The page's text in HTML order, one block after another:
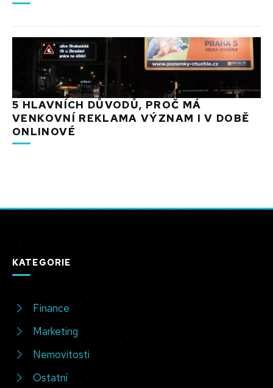
5 HLAVNÍCH DŮVODŮ, PROČ MÁ
VENKOVNÍ REKLAMA VÝZNAM I V DOBĚ
ONLINOVÉ
KATEGORIE
Finance
Marketing
Nemovitosti
Ostatní